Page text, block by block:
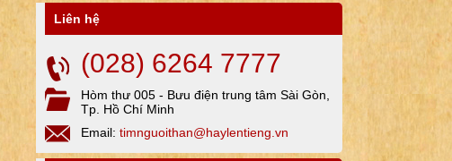
Liên hệ
(028) 6264 7777
Hòm thư 005 - Bưu điện trung tâm Sài Gòn,
Tp. Hồ Chí Minh
Email: timnguoithan@haylentieng.vn